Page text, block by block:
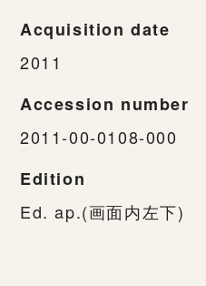
Acquisition date
2011
Accession number
2011-00-0108-000
Edition
Ed. ap.(画面内左下)